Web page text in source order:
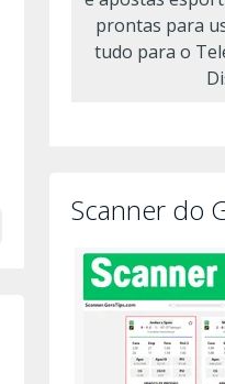
prontas para
tudo para o
Scanner do